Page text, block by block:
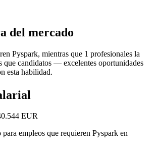
del mercado
Pyspark, mientras que 1 profesionales la
que candidatos — excelentes oportunidades
esta habilidad.
EUR
empleos que requieren Pyspark en